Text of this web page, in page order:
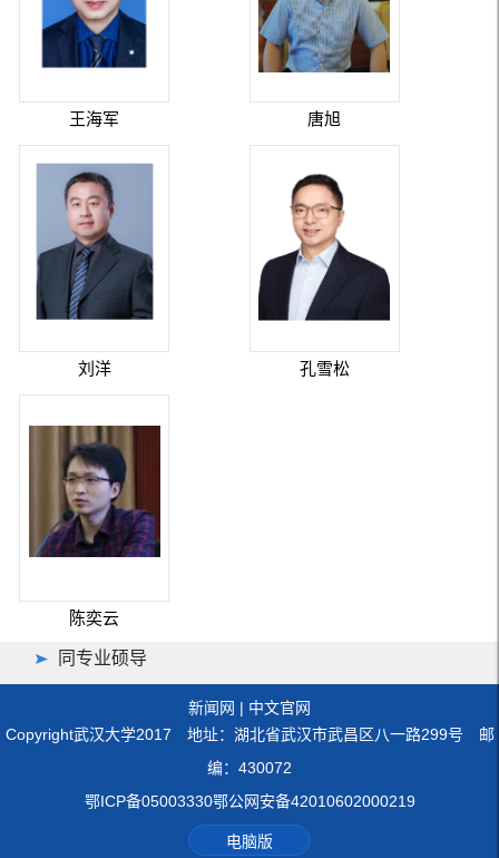
王海军 唐旭
刘洋 孔雪松
陈奕云
同专业硕导
新闻网 | 中文官网
Copyright武汉大学2017 地址：湖北省武汉市武昌区八一路299号 邮
编：430072
鄂ICP备05003330鄂公网安备42010602000219
电脑版